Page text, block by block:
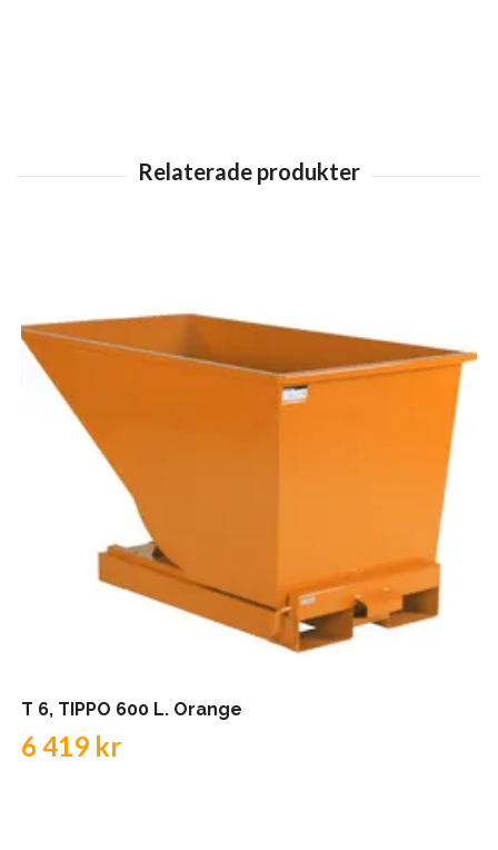
T 6, TIPPO 600 L. Orange
6 419 kr